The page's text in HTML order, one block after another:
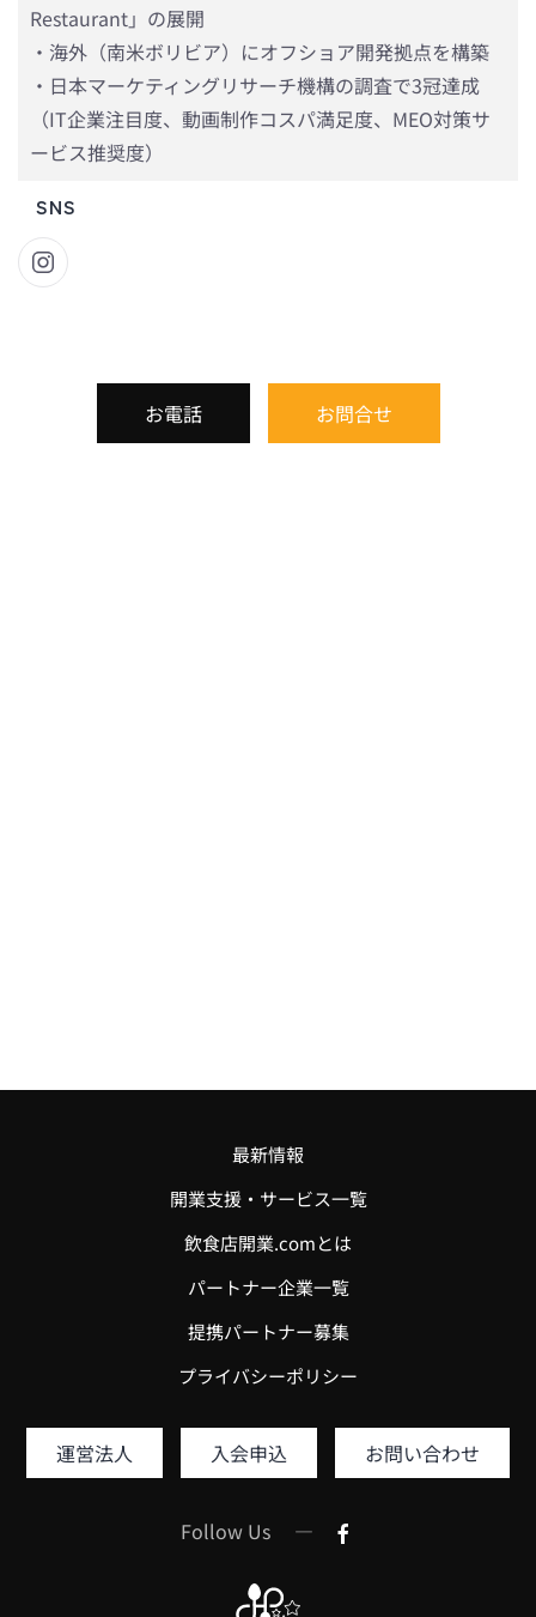
Restaurant」の展開
・海外（南米ボリビア）にオフショア開発拠点を構築
・日本マーケティングリサーチ機構の調査で3冠達成
（IT企業注目度、動画制作コスパ満足度、MEO対策サ
ービス推奨度）
SNS
お電話 お問合せ
最新情報
開業支援・サービス一覧
飲食店開業.comとは
パートナー企業一覧
提携パートナー募集
プライバシーポリシー
運営法人 入会申込 お問い合わせ
Follow Us —